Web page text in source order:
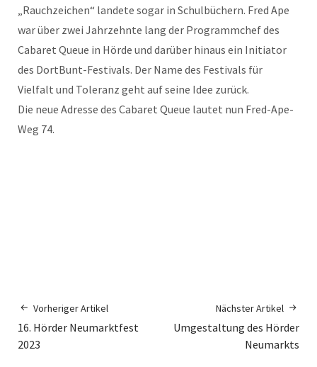
„Rauchzeichen“ landete sogar in Schulbüchern. Fred Ape
war über zwei Jahrzehnte lang der Programmchef des
Cabaret Queue in Hörde und darüber hinaus ein Initiator
des DortBunt-Festivals. Der Name des Festivals für
Vielfalt und Toleranz geht auf seine Idee zurück.
Die neue Adresse des Cabaret Queue lautet nun Fred-Ape-
Weg 74.
Vorheriger Artikel
16. Hörder Neumarktfest
2023
Nächster Artikel
Umgestaltung des Hörder
Neumarkts